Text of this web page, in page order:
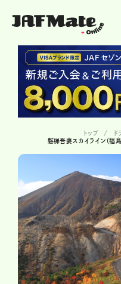
トップ
磐梯吾妻スカイライン（福